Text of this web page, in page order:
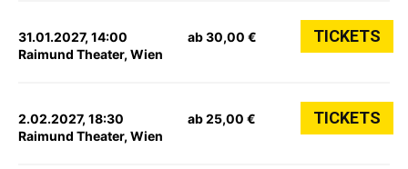
31.01.2027, 14:00
Raimund Theater, Wien
ab 30,00 € TICKETS
2.02.2027, 18:30
Raimund Theater, Wien
ab 25,00 € TICKETS